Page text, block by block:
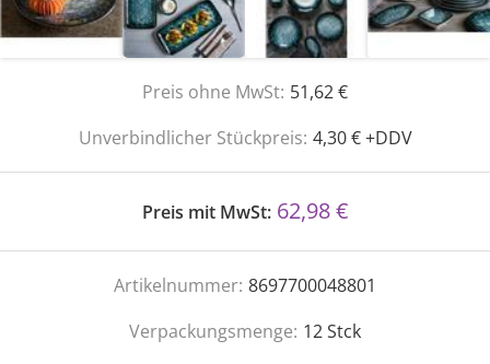
Preis ohne MwSt: 51,62 €
Unverbindlicher Stückpreis: 4,30 € +DDV
Preis mit MwSt: 62,98 €
Artikelnummer: 8697700048801
Verpackungsmenge: 12Stck